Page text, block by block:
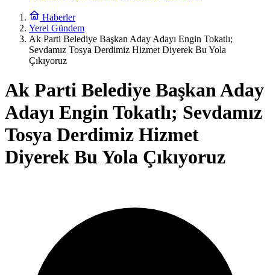
Haberler
Yerel Gündem
Ak Parti Belediye Başkan Aday Adayı Engin Tokatlı;
Sevdamız Tosya Derdimiz Hizmet Diyerek Bu Yola
Çıkıyoruz
Ak Parti Belediye Başkan Aday
Adayı Engin Tokatlı; Sevdamız
Tosya Derdimiz Hizmet
Diyerek Bu Yola Çıkıyoruz